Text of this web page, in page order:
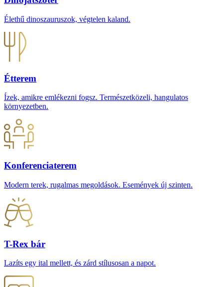
Élethű dinoszauruszok, végtelen kaland.
Étterem
Ízek, amikre emlékezni fogsz. Természetközeli, hangulatos
környezetben.
Konferenciaterem
Modern terek, rugalmas megoldások. Események új szinten.
T-Rex bár
Lazíts egy ital mellett, és zárd stílusosan a napot.